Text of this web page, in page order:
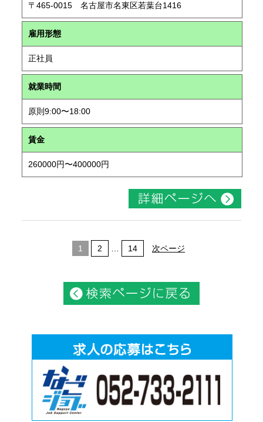
〒465-0015 名古屋市名東区若葉台1416
雇用形態
正社員
就業時間
原則9:00〜18:00
賃金
260000円〜400000円
1 2 14 次ページ